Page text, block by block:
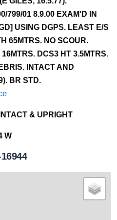
799/01 8.9.00 EXAM'D IN
USING DGPS. LEAST E/S
65MTRS. NO SCOUR.
DCS3 HT 3.5MTRS.
INTACT AND
BR STD.
INTACT & UPRIGHT
W